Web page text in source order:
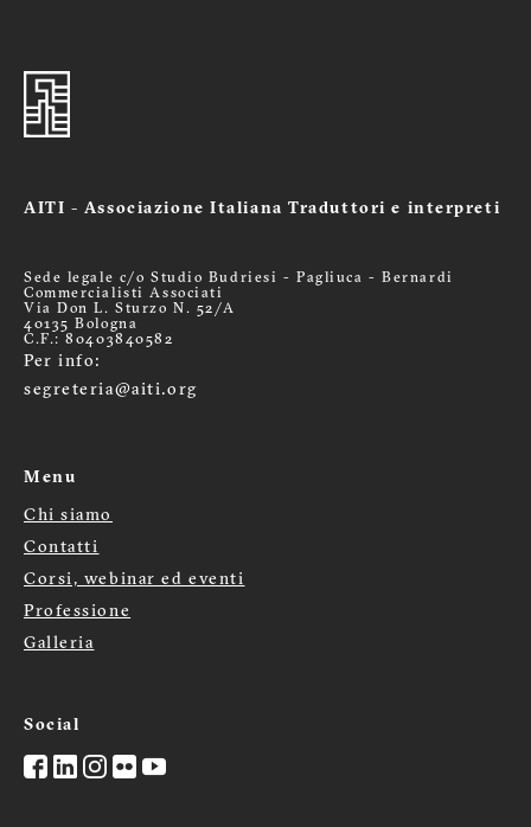
AITI - Associazione Italiana Traduttori e interpreti
Sede legale c/o Studio Budriesi - Pagliuca - Bernardi
Commercialisti Associati
Via Don L. Sturzo N. 52/A
40135 Bologna
C.F.: 80403840582
Per info:
segreteria@aiti.org
Menu
Menù
footer
Chi siamo
Contatti
Corsi, webinar ed eventi
Professione
Galleria
Social